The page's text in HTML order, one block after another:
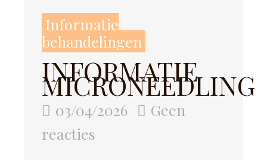
Informatie
behandelingen
INFORMATIE
MICRONEEDLING
03/04/2026
Geen
reacties